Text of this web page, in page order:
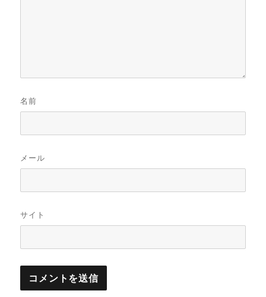
名前
メール
サイト